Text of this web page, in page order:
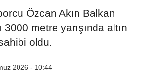
Özcan Akın Balkan
3000 metre yarışında altın
oldu.
2026 - 10:44